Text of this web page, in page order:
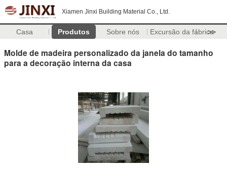
Xiamen Jinxi Building Material Co., Ltd.
Casa Produtos Sobre nós Excursão da fábrica
>>
Molde de madeira personalizado da janela do tamanho
para a decoração interna da casa